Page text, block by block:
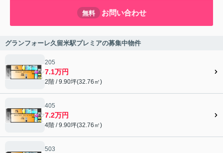
無料 お問い合わせ
グランフォーレ久留米駅プレミアの募集中物件
205
7.1万円
2階 / 9.90坪(32.76㎡)
405
7.2万円
4階 / 9.90坪(32.76㎡)
503